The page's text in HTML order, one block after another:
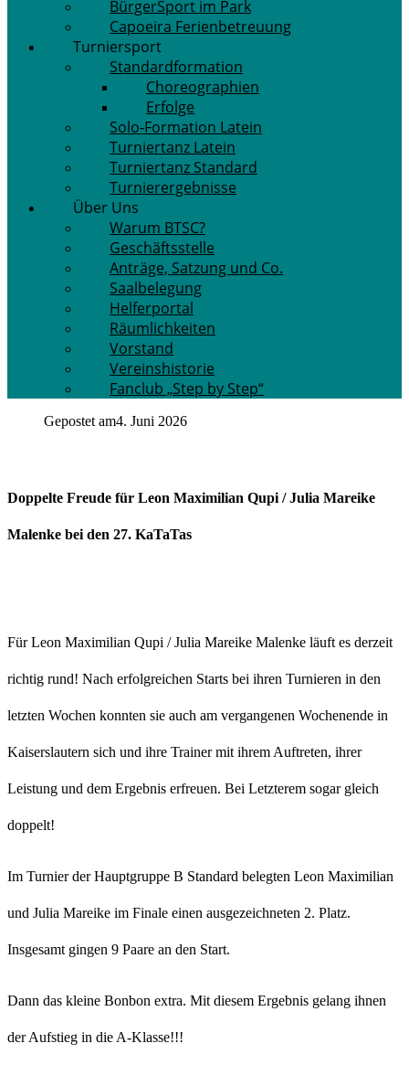
BürgerSport im Park
Capoeira Ferienbetreuung
Turniersport
Standardformation
Choreographien
Erfolge
Solo-Formation Latein
Turniertanz Latein
Turniertanz Standard
Turnierergebnisse
Über Uns
Warum BTSC?
Geschäftsstelle
Anträge, Satzung und Co.
Saalbelegung
Helferportal
Räumlichkeiten
Vorstand
Vereinshistorie
Fanclub „Step by Step“
Gepostet am4. Juni 2026
Doppelte Freude für Leon Maximilian Qupi / Julia Mareike
Malenke bei den 27. KaTaTas
Für Leon Maximilian Qupi / Julia Mareike Malenke läuft es derzeit
richtig rund! Nach erfolgreichen Starts bei ihren Turnieren in den
letzten Wochen konnten sie auch am vergangenen Wochenende in
Kaiserslautern sich und ihre Trainer mit ihrem Auftreten, ihrer
Leistung und dem Ergebnis erfreuen. Bei Letzterem sogar gleich
doppelt!
Im Turnier der Hauptgruppe B Standard belegten Leon Maximilian
und Julia Mareike im Finale einen ausgezeichneten 2. Platz.
Insgesamt gingen 9 Paare an den Start.
Dann das kleine Bonbon extra. Mit diesem Ergebnis gelang ihnen
der Aufstieg in die A-Klasse!!!